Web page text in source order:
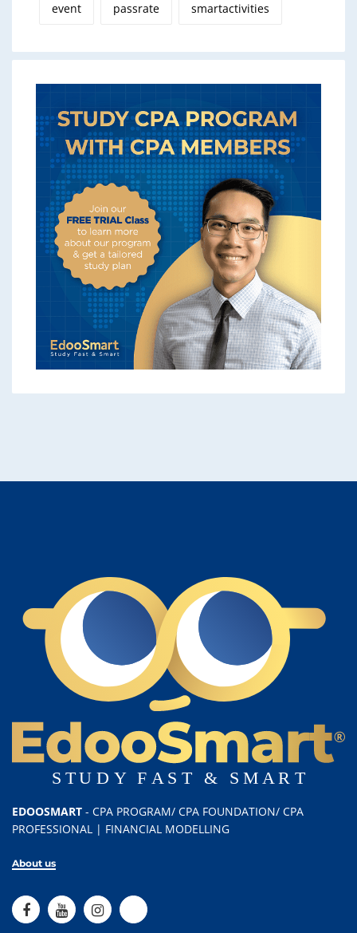
event passrate smartactivities
EDOOSMART - CPA PROGRAM/ CPA FOUNDATION/ CPA
PROFESSIONAL | FINANCIAL MODELLING
About us